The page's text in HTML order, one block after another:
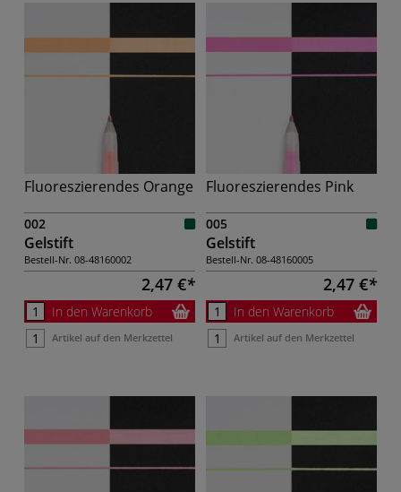
Fluoreszierendes Orange
002
Gelstift
Bestell-Nr. 08-48160002
2,47 €
In den Warenkorb
Artikel auf den Merkzettel
Fluoreszierendes Pink
005
Gelstift
Bestell-Nr. 08-48160005
2,47 €
In den Warenkorb
Artikel auf den Merkzettel